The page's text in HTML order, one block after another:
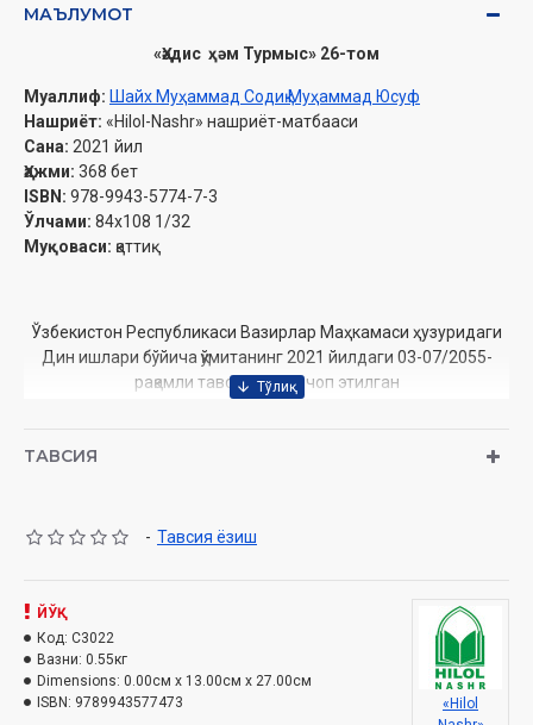
МАЪЛУМОТ
«Ҳәдис ҳәм Турмыс» 26-том
Муаллиф: Шайх Муҳаммад Содиқ Муҳаммад Юсуф
Нашриёт: «Hilol-Nashr» нашриёт-матбааси
Сана: 2021 йил
Ҳажми: 368 бет
ISBN: 978-9943-5774-7-3
Ўлчами: 84х108 1/32
Муқоваси: қаттиқ
Ўзбекистон Республикаси Вазирлар Маҳкамаси ҳузуридаги
Дин ишлари бўйича қўмитанинг 2021 йилдаги 03-07/2055-
рақамли тавсияси ила чоп этилган
Мундарижа
Авснинг Саййиди Сацд ибн Муцоз розияллоúу анúунинг
Саховат
Уúудда
Хандаû урушида
Бани Јурайза ьазоти
ТАВСИЯ
- Тавсия ёзиш
ЙЎҚ
Код: C3022
Вазни: 0.55кг
Dimensions: 0.00см x 13.00см x 27.00см
ISBN: 9789943577473
«Hilol